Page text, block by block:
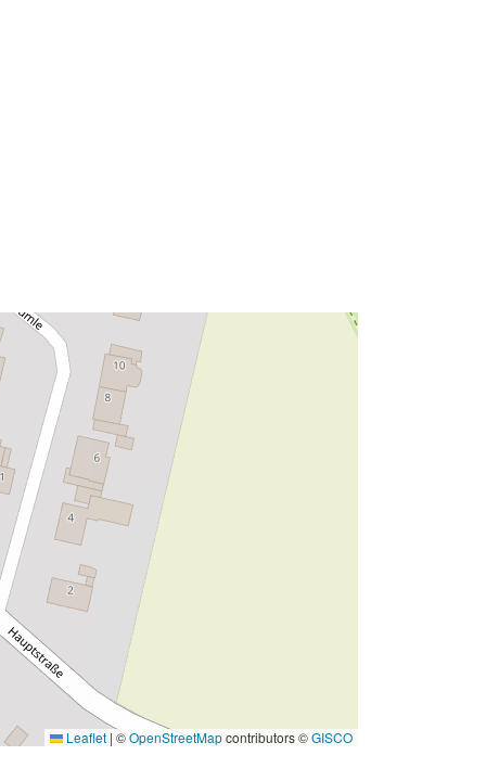
Leaflet | ©OpenStreetMapcontributors ©GISCO